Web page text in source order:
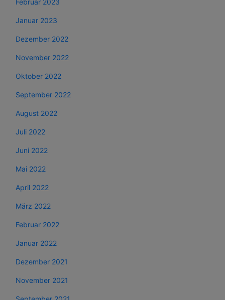
Februar 2023
Januar 2023
Dezember 2022
November 2022
Oktober 2022
September 2022
August 2022
Juli 2022
Juni 2022
Mai 2022
April 2022
März 2022
Februar 2022
Januar 2022
Dezember 2021
November 2021